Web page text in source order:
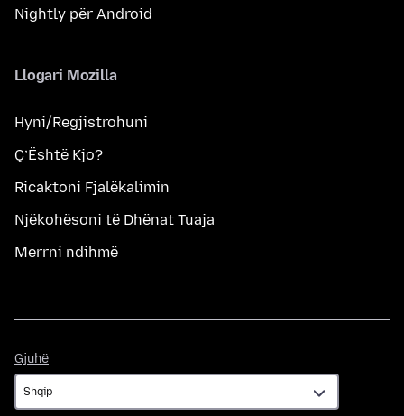
Nightly për Android
Llogari Mozilla
Hyni/Regjistrohuni
Ç’Është Kjo?
Ricaktoni Fjalëkalimin
Njëkohësoni të Dhënat Tuaja
Merrni ndihmë
Gjuhë